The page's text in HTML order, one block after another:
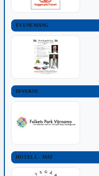
EVENEMANG
DIVERSE
HOTELL - MAT